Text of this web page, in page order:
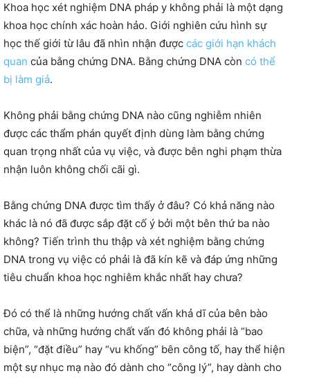
Khoa học xét nghiệm DNA pháp y không phải là một dạng
khoa học chính xác hoàn hảo. Giới nghiên cứu hình sự
học thế giới từ lâu đã nhìn nhận được các giới hạn khách
quan của bằng chứng DNA. Bằng chứng DNA còn có thể
bị làm giả.
Không phải bằng chứng DNA nào cũng nghiễm nhiên
được các thẩm phán quyết định dùng làm bằng chứng
quan trọng nhất của vụ việc, và được bên nghi phạm thừa
nhận luôn không chối cãi gì.
Bằng chứng DNA được tìm thấy ở đâu? Có khả năng nào
khác là nó đã được sắp đặt cố ý bởi một bên thứ ba nào
không? Tiến trình thu thập và xét nghiệm bằng chứng
DNA trong vụ việc có phải là đã kín kẽ và đáp ứng những
tiêu chuẩn khoa học nghiêm khắc nhất hay chưa?
Đó có thể là những hướng chất vấn khả dĩ của bên bào
chữa, và những hướng chất vấn đó không phải là “bao
biện”, “đặt điều” hay “vu khống” bên công tố, hay thể hiện
một sự nhục mạ nào đó dành cho “công lý”, hay dành cho